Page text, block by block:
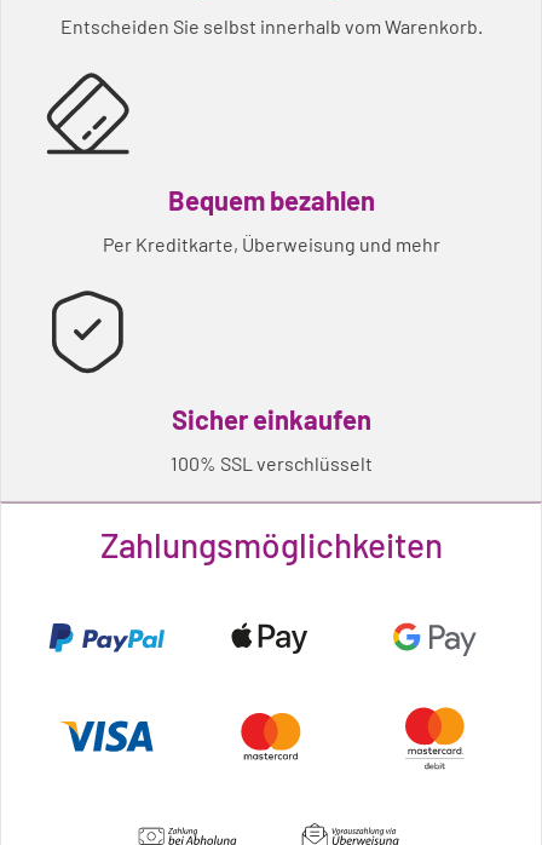
Entscheiden Sie selbst innerhalb vom Warenkorb.
Bequem bezahlen
Per Kreditkarte, Überweisung und mehr
Sicher einkaufen
100% SSL verschlüsselt
Zahlungsmöglichkeiten